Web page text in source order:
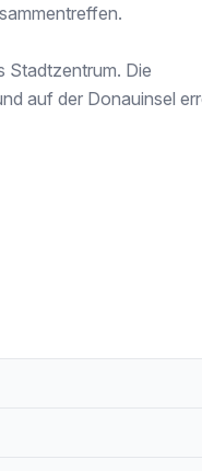
Stadtzentrum. Die
auf der Donauinsel